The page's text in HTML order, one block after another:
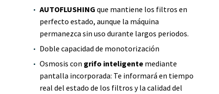
AUTOFLUSHING que mantiene los filtros en
perfecto estado, aunque la máquina
permanezca sin uso durante largos periodos.
Doble capacidad de monotorización
Osmosis con grifo inteligente mediante
pantalla incorporada: Te informará en tiempo
real del estado de los filtros y la calidad del